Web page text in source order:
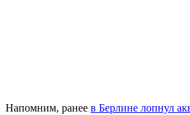
Напомним, ранее в Берлине лопнул